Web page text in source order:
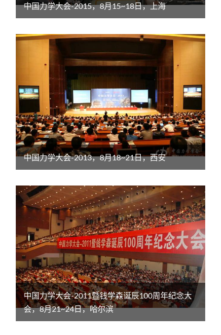
中国力学大会-2015，8月15~18日，上海
中国力学大会-2013，8月18~21日，西安
中国力学大会-2011暨钱学森诞辰100周年纪念大
会，8月21~24日，哈尔滨